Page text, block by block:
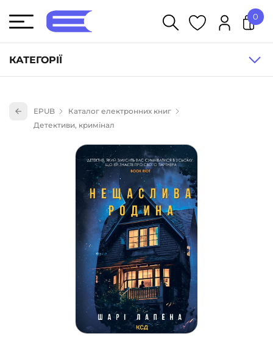
КАТЕГОРІЇ
Книги для дітей (833)
Науково-популярна література (1015)
Навчальна література та посібники (527)
Енциклопедії, довідники, словники (55)
Подарункові сертифікати (1)
0
EPUB
Каталог електронних книг
Детективи, кримінал